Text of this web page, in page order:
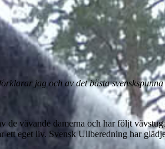
jag och av det bästa
vävande damerna och har följt
eget liv. Svensk Ullberedning har